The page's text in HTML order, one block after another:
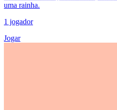
uma rainha.
1 jogador
Jogar